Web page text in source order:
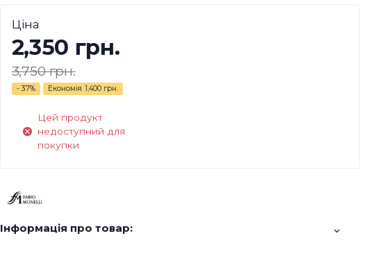
Ціна
2,350 грн.
3,750 грн.
- 37% Економія 1,400 грн.
Цей продукт
недоступний для
покупки
Інформація про товар: